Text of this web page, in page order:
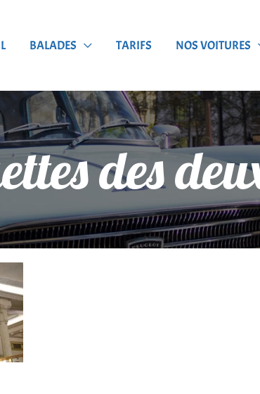
BALADES TARIFS NOS VOITURES
des